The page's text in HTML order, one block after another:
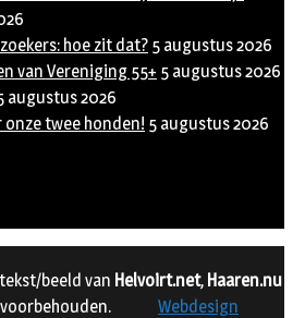
hoe zit dat? 5 augustus 2026
van Vereniging 55+ 5 augustus 2026
augustus 2026
onze twee honden! 5 augustus 2026
beeld van Helvoirt.net, Haaren.nu
Webdesign